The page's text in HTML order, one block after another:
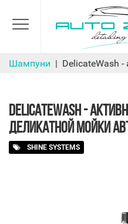
Шампуни
DELICATEWASH -
ДЕЛИКАТНОЙ МОЙКИ
SHINE SYSTEMS
ИЗВИНИТЕ,
Приглашаем